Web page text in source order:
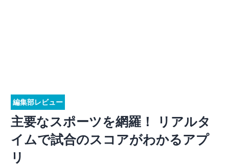
編集部レビュー
主要なスポーツを網羅！ リアルタ
イムで試合のスコアがわかるアプ
リ